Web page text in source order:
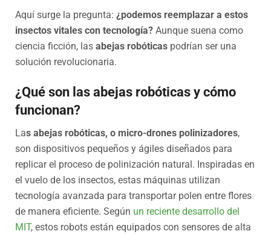
Aquí surge la pregunta: ¿podemos reemplazar a estos
insectos vitales con tecnología? Aunque suena como
ciencia ficción, las abejas robóticas podrían ser una
solución revolucionaria.
¿Qué son las abejas robóticas y cómo
funcionan?
Las abejas robóticas, o micro-drones polinizadores,
son dispositivos pequeños y ágiles diseñados para
replicar el proceso de polinización natural. Inspiradas en
el vuelo de los insectos, estas máquinas utilizan
tecnología avanzada para transportar polen entre flores
de manera eficiente. Según un reciente desarrollo del
MIT, estos robots están equipados con sensores de alta